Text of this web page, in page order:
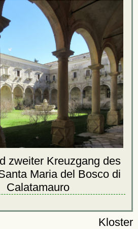
zweiter Kreuzgang des
Maria del Bosco di
Calatamauro
Kloster